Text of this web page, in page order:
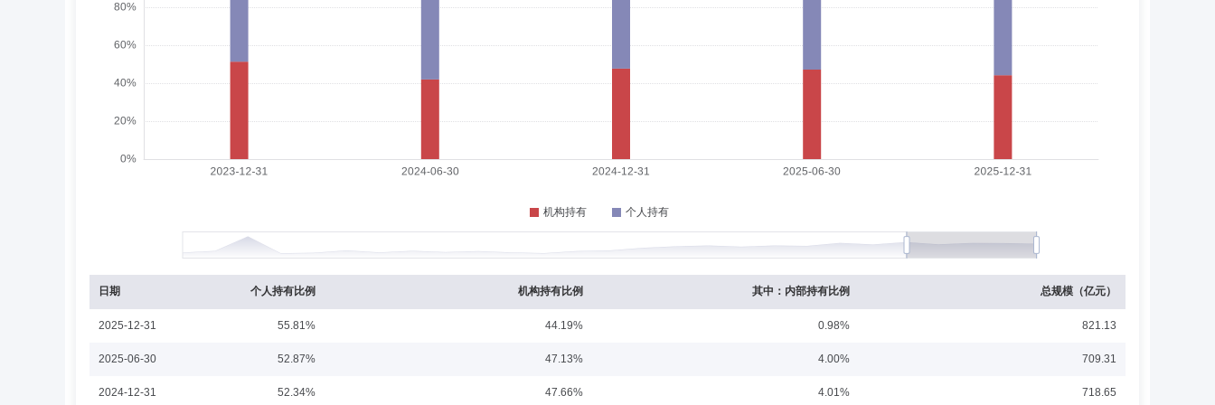
林霄 副总经理 学历：本科 任职日期：2020-09-18
林霄先生：本科学历，具有基金从业资格。历任新浪网技术(中国)有限公司运营部编辑，阳光保险集团股份有限公司电子商务部市场总监，安邦保险集团股份有限公司电子商务部运营总监。自2013年7月
乐梦琦女士：监事，硕士。历任广汽资本有限公司投资助理，广东阿米巴基金管理有限公司高级研究员，基石资本管理股份有限公司高级投资经理。现任广东宝新投资发展有限公司高级投资经理，国金基
营管理公司投资部总经理。现任苏州工业园区资产管理有限公司董事长、国金基金管理有限公司监事会主席。
日期 个人持有比例 机构持有比例 其中：内部持有比例 总规模（亿元）
2025-12-31 55.81% 44.19% 0.98% 821.13
2025-06-30 52.87% 47.13% 4.00% 709.31
2024-12-31 52.34% 47.66% 4.01% 718.65